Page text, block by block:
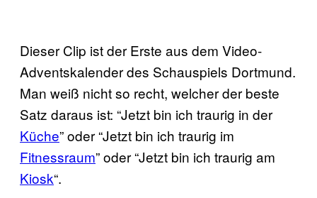
Dieser Clip ist der Erste aus dem Video-
Adventskalender des Schauspiels Dortmund.
Man weiß nicht so recht, welcher der beste
Satz daraus ist: “Jetzt bin ich traurig in der
Küche” oder “Jetzt bin ich traurig im
Fitnessraum” oder “Jetzt bin ich traurig am
Kiosk“.